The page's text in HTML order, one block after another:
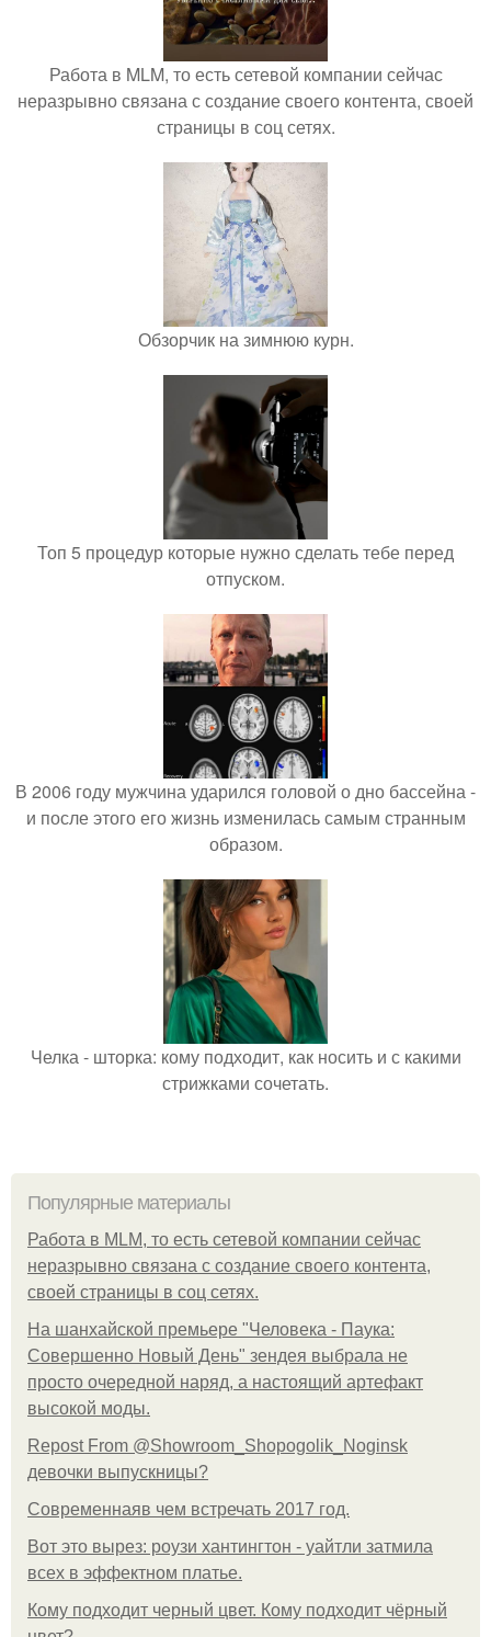
Работа в MLM, то есть сетевой компании сейчас
неразрывно связана с создание своего контента, своей
страницы в соц сетях.
Обзорчик на зимнюю курн.
Топ 5 процедур которые нужно сделать тебе перед
отпуском.
В 2006 году мужчина ударился головой о дно бассейна -
и после этого его жизнь изменилась самым странным
образом.
Челка - шторка: кому подходит, как носить и с какими
стрижками сочетать.
Популярные материалы
Работа в MLM, то есть сетевой компании сейчас
неразрывно связана с создание своего контента,
своей страницы в соц сетях.
На шанхайской премьере "Человека - Паука:
Совершенно Новый День" зендея выбрала не
просто очередной наряд, а настоящий артефакт
высокой моды.
Repost From @Showroom_Shopogolik_Noginsk
девочки выпускницы?
Современнаяв чем встречать 2017 год.
Вот это вырез: роузи хантингтон - уайтли затмила
всех в эффектном платьe.
Кому подходит черный цвет. Кому подходит чёрный